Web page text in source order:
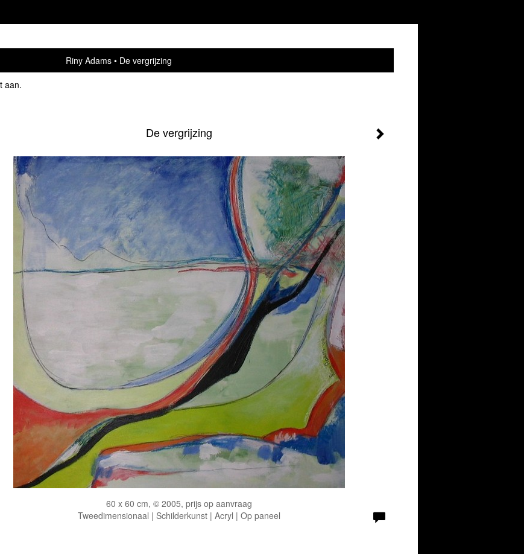
Riny Adams
De vergrijzing
aan.
De vergrijzing
60 x 60 cm, © 2005, prijs op aanvraag
Tweedimensionaal | Schilderkunst | Acryl | Op paneel